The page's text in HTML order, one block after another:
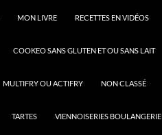
MON LIVRE RECETTES EN VIDÉOS
COOKEO SANS GLUTEN ET OU SANS LAIT
MULTIFRY OU ACTIFRY NON CLASSÉ
TARTES VIENNOISERIES BOULANGERIE